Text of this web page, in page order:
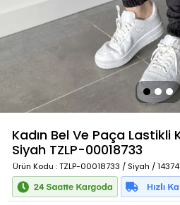
Kadın Bel Ve Paça Lastikli
Siyah TZLP-00018733
Ürün Kodu : TZLP-00018733 / Siyah /